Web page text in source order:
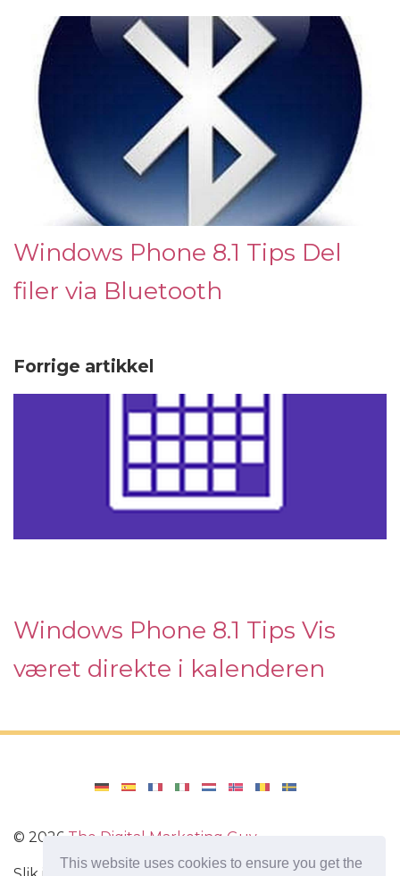
This website uses cookies to ensure you get the
Windows Phone 8.1 Tips Del
filer via Bluetooth
Forrige artikkel
Windows Phone 8.1 Tips Vis
været direkte i kalenderen
© 2026 The Digital Marketing Guy